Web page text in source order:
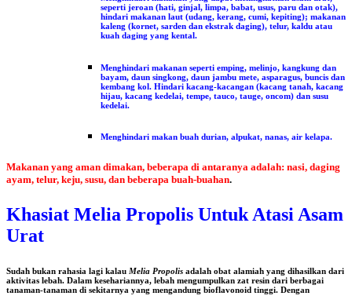
seperti jeroan (hati, ginjal, limpa, babat, usus, paru dan otak),
hindari makanan laut (udang, kerang, cumi, kepiting); makanan
kaleng (kornet, sarden dan ekstrak daging), telur, kaldu atau
kuah daging yang kental.
Menghindari makanan seperti emping, melinjo, kangkung dan
bayam, daun singkong, daun jambu mete, asparagus, buncis dan
kembang kol. Hindari kacang-kacangan (kacang tanah, kacang
hijau, kacang kedelai, tempe, tauco, tauge, oncom) dan susu
kedelai.
Menghindari makan buah durian, alpukat, nanas, air kelapa.
Makanan yang aman dimakan, beberapa di antaranya adalah: nasi, daging
ayam, telur, keju, susu, dan beberapa buah-buahan.
Khasiat Melia Propolis Untuk Atasi Asam
Urat
Sudah bukan rahasia lagi kalau Melia Propolis adalah obat alamiah yang dihasilkan dari
aktivitas lebah. Dalam kesehariannya, lebah mengumpulkan zat resin dari berbagai
tanaman-tanaman di sekitarnya yang mengandung bioflavonoid tinggi. Dengan